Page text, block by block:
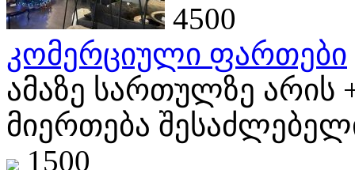
4500
კომერციული ფართები
ამაზე სართულზე
მიერთება
1500